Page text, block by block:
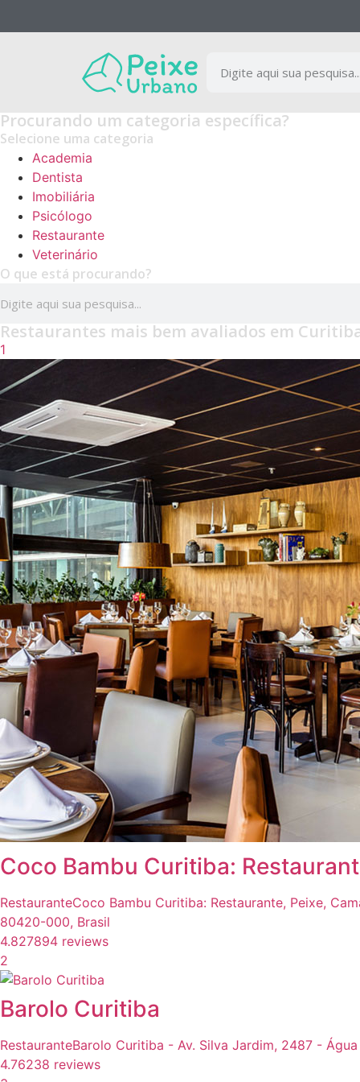
NOVIDADE
Conferir
Procurando um categoria específica?
Selecione uma categoria
Academia
Dentista
Imobiliária
Psicólogo
Restaurante
Veterinário
O que está procurando?
Restaurantes mais bem avaliados em
1
Coco Bambu Curitiba:
RestauranteCoco Bambu Curitiba: Restaurante, Peixe,
80420-000, Brasil
4.827894 reviews
2
Barolo Curitiba
RestauranteBarolo Curitiba - Av. Silva Jardim, 2487 -
4.76238 reviews